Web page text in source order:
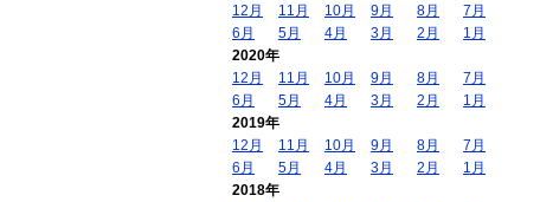
12月
11月 10月 9月 8月
7月
6月
5月 4月 3月 2月
1月
2020年
12月
11月 10月 9月 8月
7月
6月
5月 4月 3月 2月
1月
2019年
12月
11月 10月 9月 8月
7月
6月
5月 4月 3月 2月
1月
2018年